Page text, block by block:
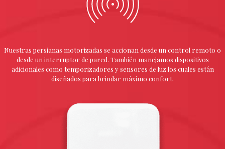
Nuestras persianas motorizadas se accionan desde un control remoto o
desde un interruptor de pared. También manejamos dispositivos
adicionales como temporizadores y sensores de luz los cuales están
diseñados para brindar máximo confort.